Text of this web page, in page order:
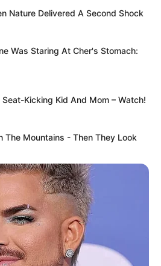
Nature Delivered A Second Shock
Was Staring At Cher's Stomach:
Kicking Kid And Mom – Watch!
The Mountains - Then They Look